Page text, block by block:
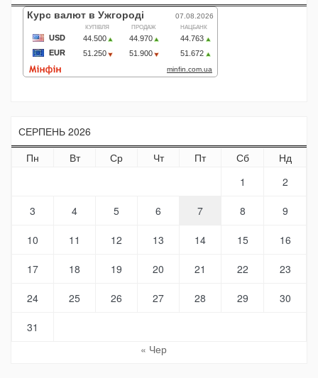
СЕРПЕНЬ 2026
Пн
Вт Ср Чт Пт Сб
Нд
1
2
3 4 5 6 7 8 9
10 11 12 13 14 15 16
17 18 19 20 21 22 23
24 25 26 27 28 29 30
31
« Чер